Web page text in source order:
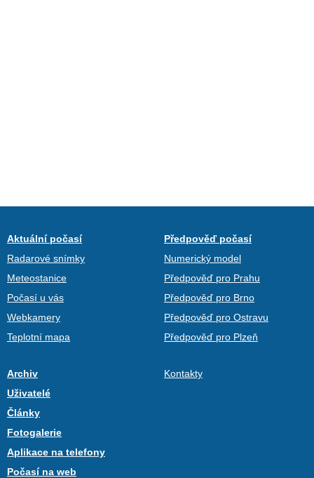
Aktuální počasí
Radarové snímky
Meteostanice
Počasí u vás
Webkamery
Teplotní mapa
Předpověď počasí
Numerický model
Předpověď pro Prahu
Předpověď pro Brno
Předpověď pro Ostravu
Předpověď pro Plzeň
Archiv
Uživatelé
Články
Fotogalerie
Aplikace na telefony
Počasí na web
Kontakty